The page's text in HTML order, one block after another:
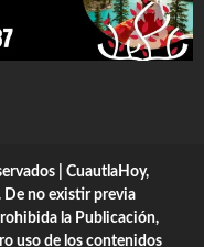
| CuautlaHoy,
no existir previa
la Publicación,
uso de los contenidos